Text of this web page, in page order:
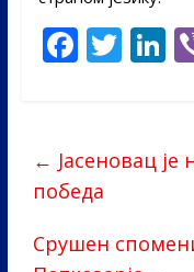
F
ac
b
o
o
k
T
w
er
Li
n
e
← Јасеновац је
победа
Срушен